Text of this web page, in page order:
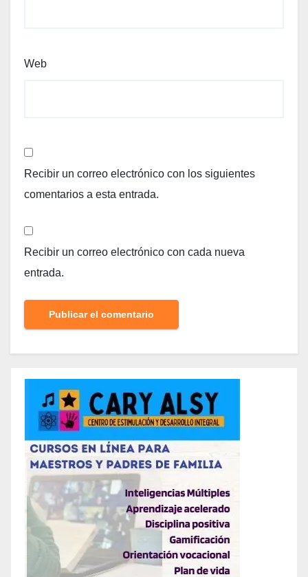
Web
Recibir un correo electrónico con los siguientes
comentarios a esta entrada.
Recibir un correo electrónico con cada nueva
entrada.